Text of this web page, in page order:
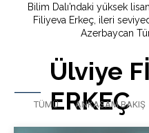
Bilim Dalı’ndaki yüksek
Filiyeva Erkeç, ileri
Azerbaycan
Ülviye
ERKEÇ
TÜMÜ ANKASAM BAKIŞ